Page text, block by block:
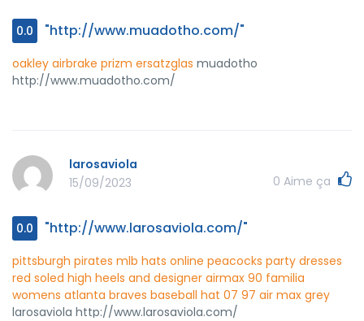
0.0 "http://www.muadotho.com/"
oakley airbrake prizm ersatzglas muadotho
http://www.muadotho.com/
larosaviola
15/09/2023
0 Aime ça
0.0 "http://www.larosaviola.com/"
pittsburgh pirates mlb hats online peacocks party dresses
red soled high heels and designer airmax 90 familia
womens atlanta braves baseball hat 07 97 air max grey
larosaviola http://www.larosaviola.com/